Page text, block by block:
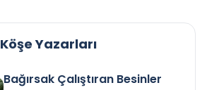
Köşe Yazarları
Bağırsak Çalıştıran Besinler